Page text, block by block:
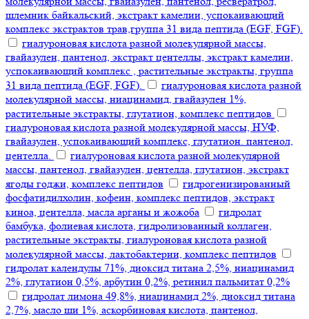
шлемник байкальский, экстракт камелии, успокаивающий
комплекс экстрактов трав,группа 31 вида пептида (EGF, FGF).
гиалуроновая кислота разной молекулярной массы,
гвайазулен, пантенол, экстракт центеллы, экстракт камелии,
успокаивающий комплекс , растительные экстракты, группа
31 вида пептида (EGF, FGF).
гиалуроновая кислота разной
молекулярной массы, ниацинамид, гвайазулен 1%,
растительные экстракты, глутатион, комплекс пептидов
гиалуроновая кислота разной молекулярной массы, НУФ,
гвайазулен, успокаивающий комплекс, глутатион. пантенол,
центелла.
гиалуроновая кислота разной молекулярной
массы, пантенол, гвайазулен, центелла, глутатион, экстракт
ягоды годжи, комплекс пептидов
гидрогенизированный
фосфатидилхолин, кофеин, комплекс пептидов, экстракт
киноа, центелла, масла арганы и жожоба
гидролат
бамбука, фолиевая кислота, гидролизованный коллаген,
растительные экстракты, гиалуроновая кислота разной
молекулярной массы, лактобактерии, комплекс пептидов
гидролат календулы 71%, диоксид титана 2,5%, ниацинамид
2%, глутатион 0,5%, арбутин 0,2%, ретинил пальмитат 0,2%
гидролат лимона 49,8%, ниацинамид 2%, диоксид титана
2,7%, масло ши 1%, аскорбиновая кислота, пантенол,